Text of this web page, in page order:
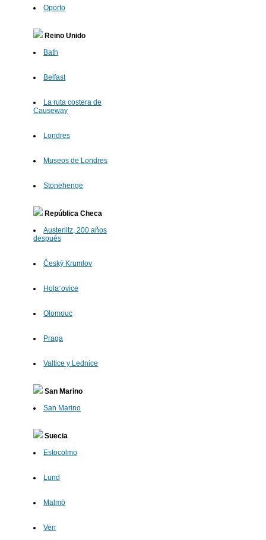
Oporto
Reino Unido
Bath
Belfast
La ruta costera de
Causeway
Londres
Museos de Londres
Stonehenge
República Checa
Austerlitz, 200 años
después
Český Krumlov
Hola¨ovice
Olomouc
Praga
Valtice y Lednice
San Marino
San Marino
Suecia
Estocolmo
Lund
Malmö
Ven